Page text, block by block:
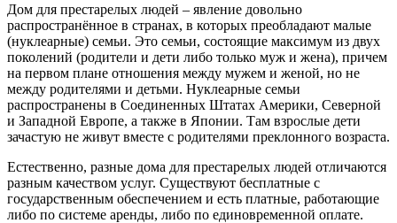
Дом для престарелых людей – явление довольно
распространённое в странах, в которых преобладают малые
(нуклеарные) семьи. Это семьи, состоящие максимум из двух
поколений (родители и дети либо только муж и жена), причем
на первом плане отношения между мужем и женой, но не
между родителями и детьми. Нуклеарные семьи
распространены в Соединенных Штатах Америки, Северной
и Западной Европе, а также в Японии. Там взрослые дети
зачастую не живут вместе с родителями преклонного возраста.
Естественно, разные дома для престарелых людей отличаются
разным качеством услуг. Существуют бесплатные с
государственным обеспечением и есть платные, работающие
либо по системе аренды, либо по единовременной оплате.